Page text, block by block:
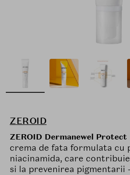
ZEROID
ZEROID Dermanewel Protect
crema de fata formulata cu
niacinamida, care
si la prevenirea pigmentarii